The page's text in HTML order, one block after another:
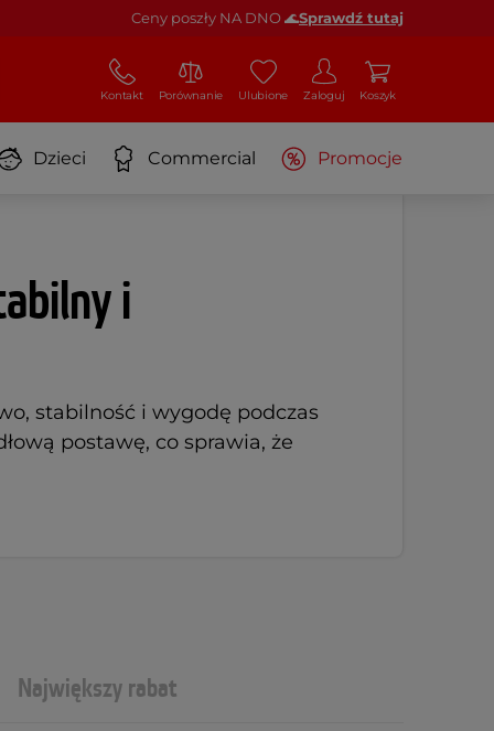
Ceny poszły NA DNO 🌊Sprawdź tutaj
Kontakt Porównanie Ulubione Zaloguj Koszyk
Dzieci Commercial Promocje
i
stabilność i wygodę podczas
postawę, co sprawia, że
Największy rabat